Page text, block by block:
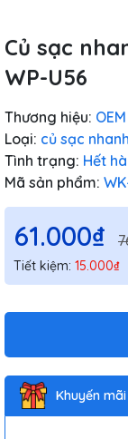
Củ sạc
WP-U56
Thương hiệu: OEM
Loại: củ sạc nhanh
Tình trạng: Hết
Mã sản phẩm:
61.000₫
Tiết kiệm: 15.000₫
Khuyến